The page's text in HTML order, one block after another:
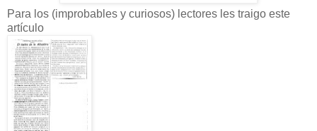
Para los (improbables y curiosos) lectores les traigo este
artículo